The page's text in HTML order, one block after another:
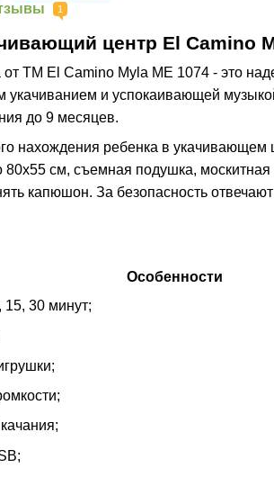
1
центр El Camino
от ТМ El Camino Myla ME 1074 - это
укачиванием и успокаивающей
до 9 месяцев.
нахождения ребенка в укачивающем
80х55 см, съемная подушка, москитная
капюшон. За безопасность
Особенности
15, 30 минут;